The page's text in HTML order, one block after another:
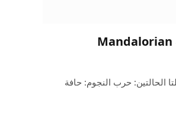
الحالتين: حرب النجوم: حافة